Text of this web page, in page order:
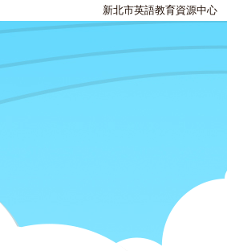
新北市英語教育資源中心